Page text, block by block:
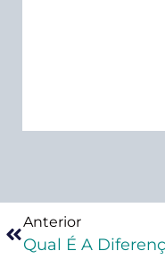
Anterior